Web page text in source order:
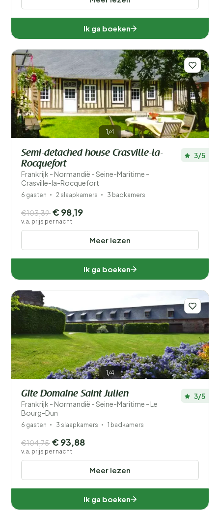
Ik ga boeken
1/4
Semi-detached house Crasville-la-
Rocquefort
Frankrijk - Normandië - Seine-Maritime -
Crasville-la-Rocquefort
3/5
6 gasten 2 slaapkamers 3 badkamers
Meer lezen
€103,39 € 98,19
v.a. prijs per nacht
Ik ga boeken
1/4
Gite Domaine Saint Julien
Frankrijk - Normandië - Seine-Maritime - Le
Bourg-Dun
3/5
6 gasten 3 slaapkamers 1 badkamers
Meer lezen
€104,75 € 93,88
v.a. prijs per nacht
Ik ga boeken